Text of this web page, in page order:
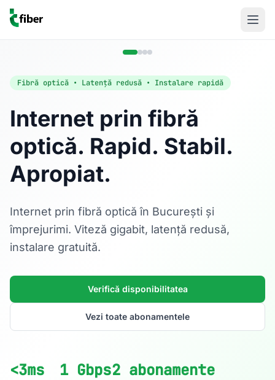
Fibră optică • Latență redusă • Instalare rapidă
Internet prin fibră
optică. Rapid. Stabil.
Apropiat.
Internet prin fibră optică în București și
împrejurimi. Viteză gigabit, latență redusă,
instalare gratuită.
Verifică disponibilitatea
Vezi toate abonamentele
<3ms 1 Gbps2 abonamente
Acasă
Internet Rezidențial
Fibră optică până la 1 Gbps, direct în casa ta.